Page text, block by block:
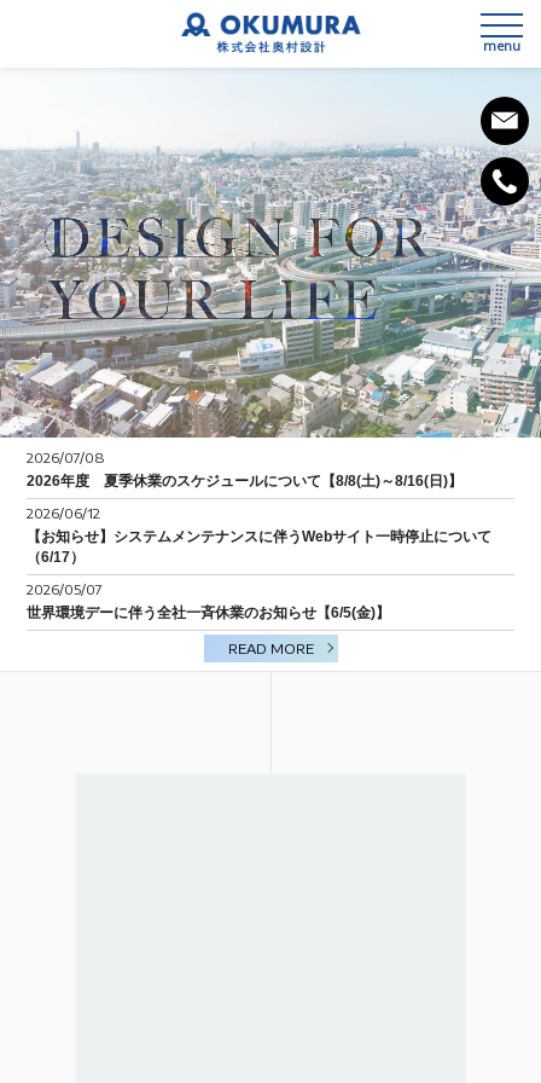
私たちの想い
会社概要
SDGsへの取組み
事業内容
3次元測量
設計
BIM/CIM
2026/07/08
2026年度 夏季休業のスケジュールについて【8/8(土)～8/16(日)】
2026/06/12
【お知らせ】システムメンテナンスに伴うWebサイト一時停止について
（6/17）
2026/05/07
世界環境デーに伴う全社一斉休業のお知らせ【6/5(金)】
READ MORE
menu